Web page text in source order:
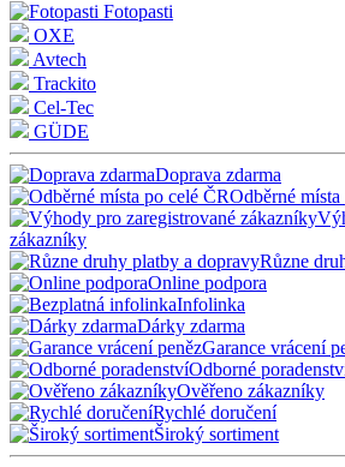
Fotopasti
OXE
Avtech
Trackito
Cel-Tec
GÜDE
Doprava zdarma
Odběrné
zákazníky
Různe
Online podpora
Infolinka
Dárky zdarma
Garance vrácení
Odborné
Ověřeno zákazníky
Rychlé doručení
Široký sortiment